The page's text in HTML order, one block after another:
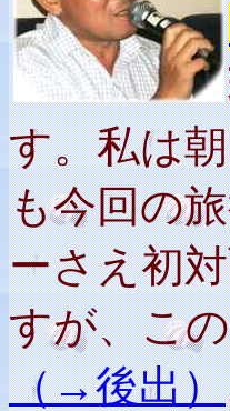
す。私は
も今回の
ーさえ初
すが、こ
（→後出）